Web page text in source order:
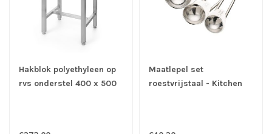
Hakblok polyethyleen op
rvs onderstel 400 x 500
Maatlepel set
roestvrijstaal - Kitchen